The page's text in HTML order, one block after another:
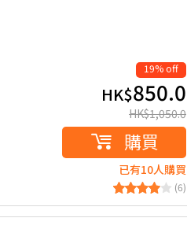
19% off
HK$850.0
HK$1,050.0
購買
已有10人購買
(6)